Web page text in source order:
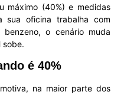
máximo (40%) e medidas
sua oficina trabalha com
o cenário muda
sobe.
é 40%
na maior parte dos